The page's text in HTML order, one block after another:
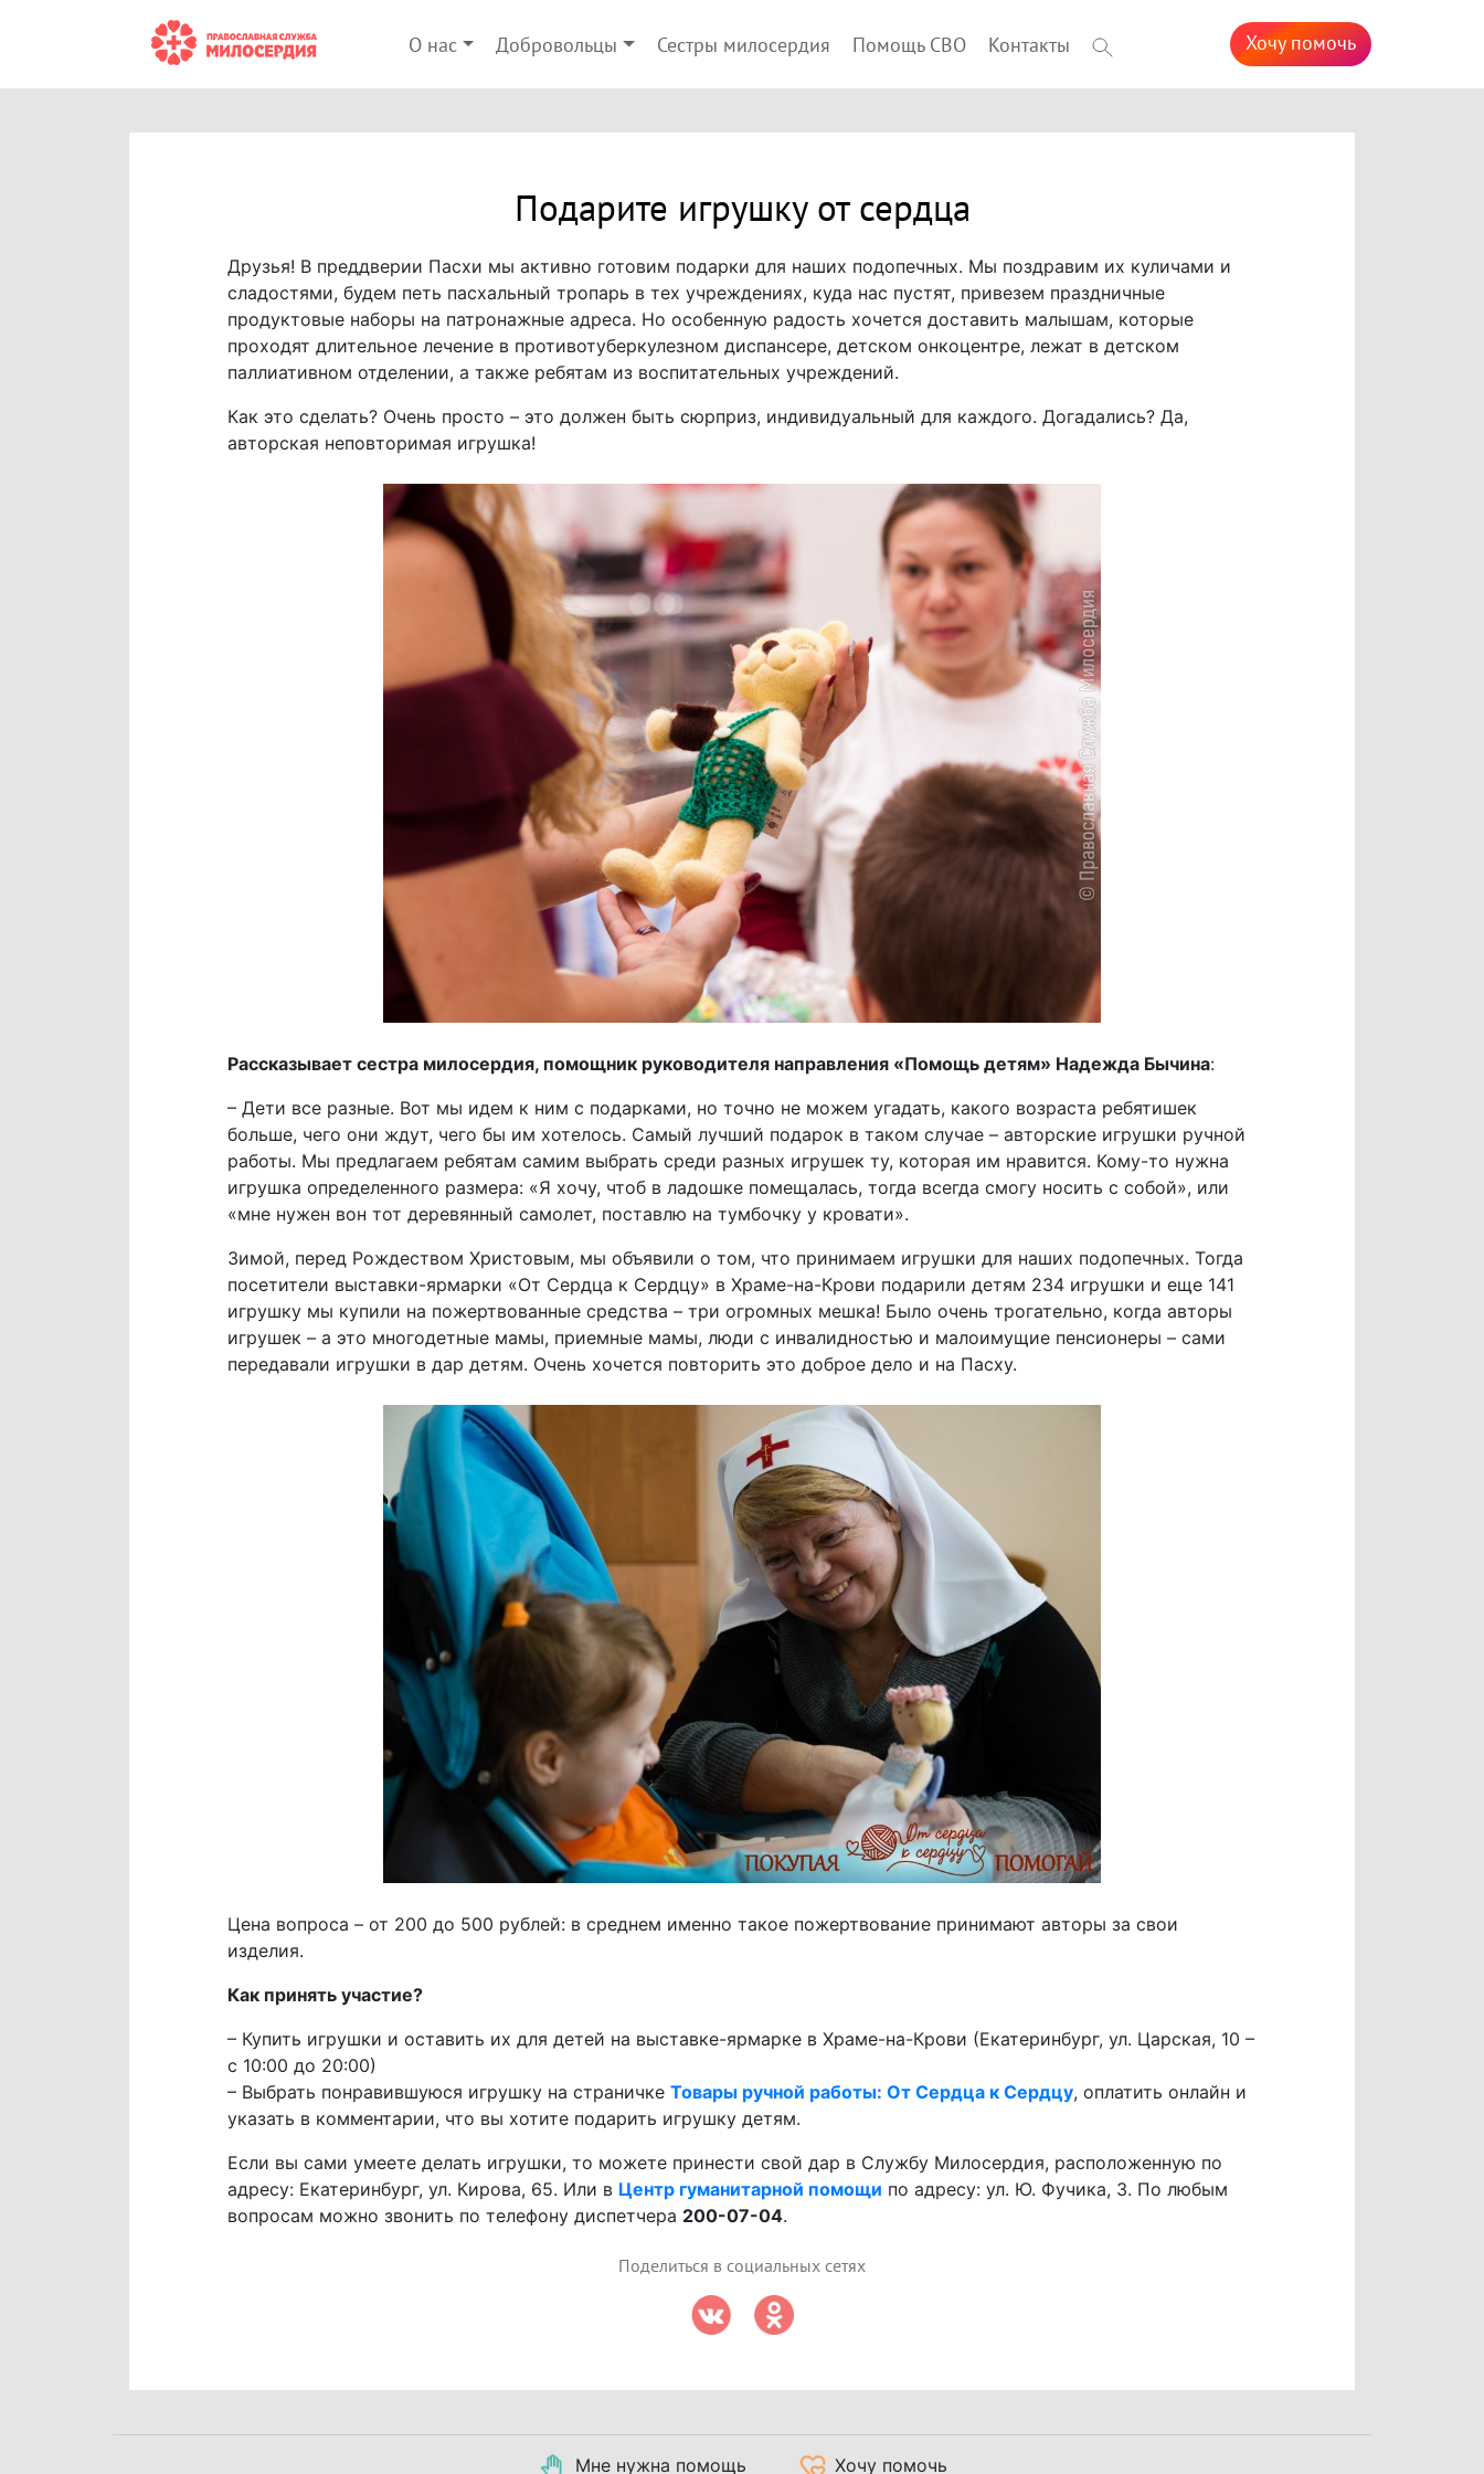
О нас Добровольцы Сестры милосердия Помощь СВО Контакты Хочу помочь
Подарите игрушку от сердца
Друзья! В преддверии Пасхи мы активно готовим подарки для наших подопечных. Мы поздравим их куличами и
сладостями, будем петь пасхальный тропарь в тех учреждениях, куда нас пустят, привезем праздничные
продуктовые наборы на патронажные адреса. Но особенную радость хочется доставить малышам, которые
проходят длительное лечение в противотуберкулезном диспансере, детском онкоцентре, лежат в детском
паллиативном отделении, а также ребятам из воспитательных учреждений.
Как это сделать? Очень просто – это должен быть сюрприз, индивидуальный для каждого. Догадались? Да,
авторская неповторимая игрушка!
Рассказывает сестра милосердия, помощник руководителя направления «Помощь детям» Надежда Бычина:
– Дети все разные. Вот мы идем к ним с подарками, но точно не можем угадать, какого возраста ребятишек
больше, чего они ждут, чего бы им хотелось. Самый лучший подарок в таком случае – авторские игрушки ручной
работы. Мы предлагаем ребятам самим выбрать среди разных игрушек ту, которая им нравится. Кому-то нужна
игрушка определенного размера: «Я хочу, чтоб в ладошке помещалась, тогда всегда смогу носить с собой», или
«мне нужен вон тот деревянный самолет, поставлю на тумбочку у кровати».
Зимой, перед Рождеством Христовым, мы объявили о том, что принимаем игрушки для наших подопечных. Тогда
посетители выставки-ярмарки «От Сердца к Сердцу» в Храме-на-Крови подарили детям 234 игрушки и еще 141
игрушку мы купили на пожертвованные средства – три огромных мешка! Было очень трогательно, когда авторы
игрушек – а это многодетные мамы, приемные мамы, люди с инвалидностью и малоимущие пенсионеры – сами
передавали игрушки в дар детям. Очень хочется повторить это доброе дело и на Пасху.
Цена вопроса – от 200 до 500 рублей: в среднем именно такое пожертвование принимают авторы за свои
изделия.
Как принять участие?
– Купить игрушки и оставить их для детей на выставке-ярмарке в Храме-на-Крови (Екатеринбург, ул. Царская, 10 –
с 10:00 до 20:00)
– Выбрать понравившуюся игрушку на страничке Товары ручной работы: От Сердца к Сердцу, оплатить онлайн и
указать в комментарии, что вы хотите подарить игрушку детям.
Если вы сами умеете делать игрушки, то можете принести свой дар в Службу Милосердия, расположенную по
адресу: Екатеринбург, ул. Кирова, 65. Или в Центр гуманитарной помощи по адресу: ул. Ю. Фучика, 3. По любым
вопросам можно звонить по телефону диспетчера 200-07-04.
Поделиться в социальных сетях
Мне нужна помощь Хочу помочь